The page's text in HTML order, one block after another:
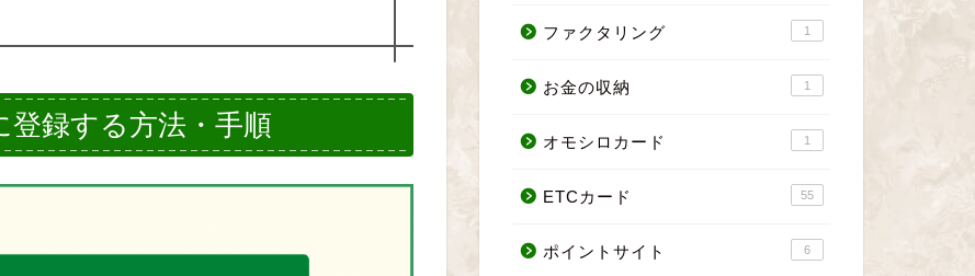
録する方法・手順
ファクタリング 1
お金の収納 1
オモシロカード 1
ETCカード 55
ポイントサイト 6